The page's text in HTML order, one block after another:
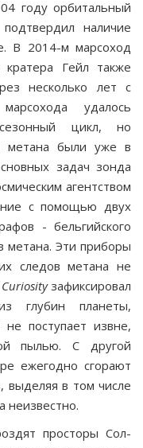
году орбитальный
на­личие
В 2014-м марсоход
Гейл также
несколько лет с
удалось
цикл, но
метана были уже в
задач зон­да
агентством
с помощью двух
- бельгийского
метана. Эти приборы
следов метана не
Curiosityзафиксировал
глубин планеты,
не поступает извне,
пылью. С другой
ежегодно сго­рают
выделяя в том числе
неизвестно.
просторы Сол­